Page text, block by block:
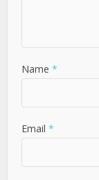
Name *
Email *